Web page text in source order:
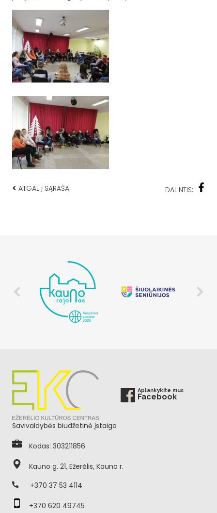
< ATGAL Į SĄRAŠĄ DALINTIS:
Aplankykite mus
Facebook
Savivaldybės biudžetinė įstaiga
Kodas: 303211856
Kauno g. 21, Ežerėlis, Kauno r.
+370 37 53 4114
+370 620 49745